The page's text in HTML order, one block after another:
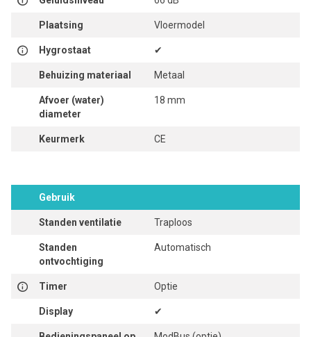
Plaatsing Vloermodel
Hygrostaat ✔
Behuizing materiaal Metaal
Afvoer (water)
diameter
18 mm
Keurmerk CE
Gebruik
Standen ventilatie Traploos
Standen
ontvochtiging
Automatisch
Timer Optie
Display ✔